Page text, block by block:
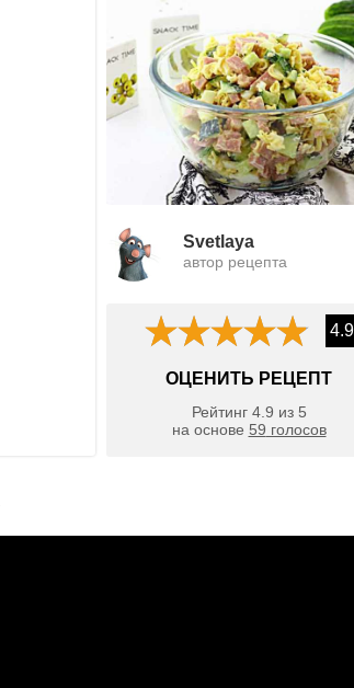
Svetlaya
автор рецепта
4.9
ОЦЕНИТЬ РЕЦЕПТ
Рейтинг 4.9 из 5
на основе 59 голосов